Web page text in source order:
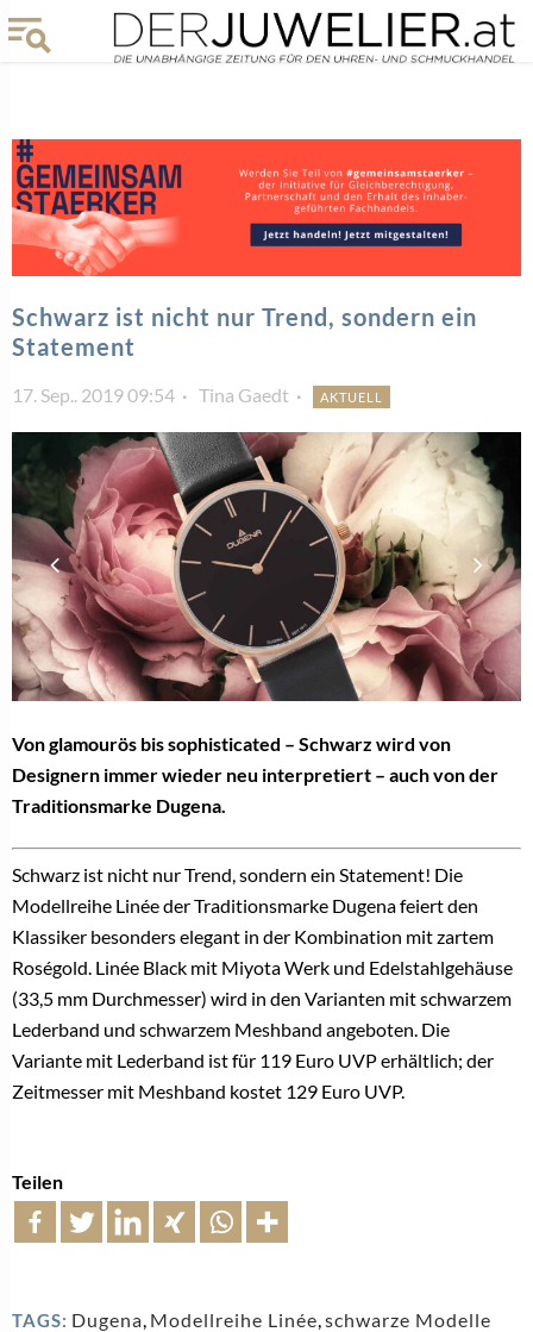
Schwarz ist nicht nur Trend, sondern ein
Statement
17. Sep.. 2019 09:54 Tina Gaedt AKTUELL
Von glamourös bis sophisticated – Schwarz wird von
Designern immer wieder neu interpretiert – auch von der
Traditionsmarke Dugena.
Schwarz ist nicht nur Trend, sondern ein Statement! Die
Modellreihe Linée der Traditionsmarke Dugena feiert den
Klassiker besonders elegant in der Kombination mit zartem
Roségold. Linée Black mit Miyota Werk und Edelstahlgehäuse
(33,5 mm Durchmesser) wird in den Varianten mit schwarzem
Lederband und schwarzem Meshband angeboten. Die
Variante mit Lederband ist für 119 Euro UVP erhältlich; der
Zeitmesser mit Meshband kostet 129 Euro UVP.
Teilen
TAGS: Dugena Modellreihe Linée schwarze Modelle